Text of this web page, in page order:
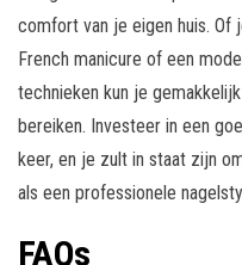
comfort van je eigen huis. Of
French manicure of een
technieken kun je
bereiken. Investeer in een
keer, en je zult in staat zijn
als een professionele
FAQs